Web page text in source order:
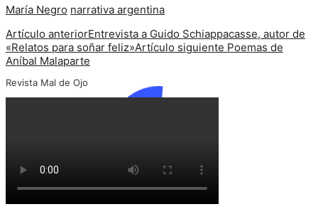
María Negro narrativa argentina
Artículo anteriorEntrevista a Guido Schiappacasse, autor de
«Relatos para soñar feliz»Artículo siguiente Poemas de
Aníbal Malaparte
Revista Mal de Ojo